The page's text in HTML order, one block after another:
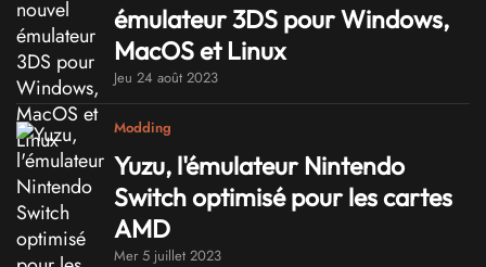
émulateur 3DS pour Windows,
MacOS et Linux
Jeu 24 août 2023
Modding
Yuzu, l'émulateur Nintendo
Switch optimisé pour les cartes
AMD
Mer 5 juillet 2023